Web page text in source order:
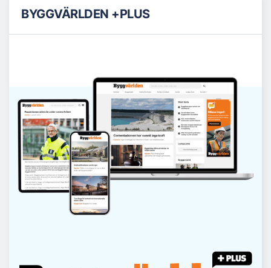
BYGGVÄRLDEN +PLUS